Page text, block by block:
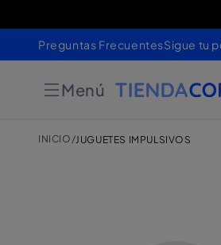
al contenido
Preguntas FrecuentesSigue tu
Menú
INICIO /JUGUETES IMPULSIVOS